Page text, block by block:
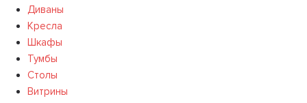
Диваны
Кресла
Шкафы
Тумбы
Столы
Витрины